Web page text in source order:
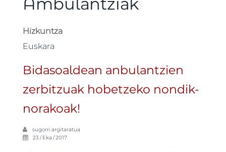
Ambulantziak
Hizkuntza
Euskara
Bidasoaldean anbulantzien
zerbitzuak hobetzeko nondik-
norakoak!
sugorri argitaratua
23 / Eka / 2017